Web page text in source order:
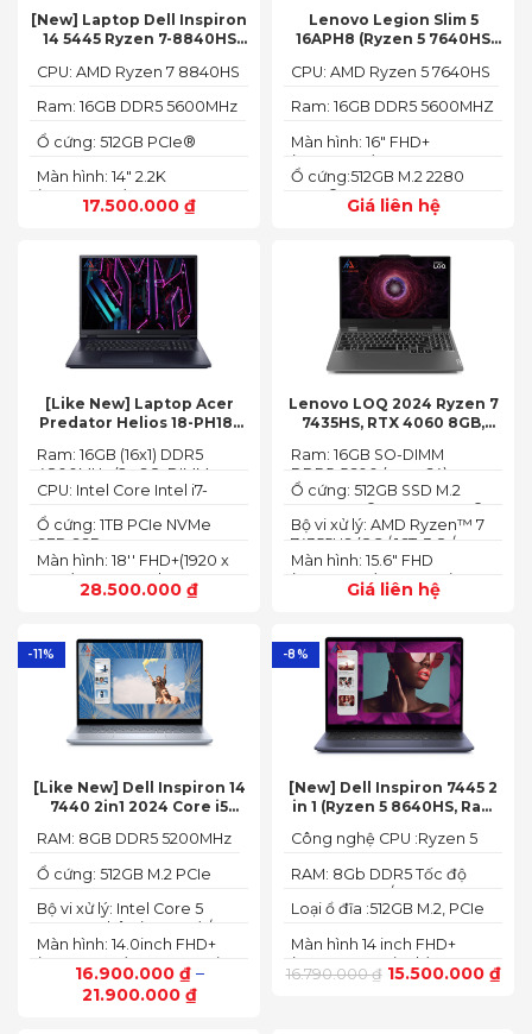
[New] Laptop Dell Inspiron
14 5445 Ryzen 7-8840HS
Radeon 780M Màn 14inch
17.500.000 ₫
Màn hình: 14" 2.2K
(2240X1400)
Ổ cứng: 512GB PCIe®
Ram: 16GB DDR5 5600MHz
CPU: AMD Ryzen 7 8840HS
Lenovo Legion Slim 5
16APH8 (Ryzen 5 7640HS
4060 16″ FHD+ 144Hz)
Giá liên hệ
Ổ cứng:512GB M.2 2280
PCIe® 4.0 x4 SSD
Màn hình: 16" FHD+
(1920x1200) IPS
Ram: 16GB DDR5 5600MHZ
CPU: AMD Ryzen 5 7640HS
[Like New] Laptop Acer
Predator Helios 18-PH18-
13700HX, RTX 4060 8GB,
16GB, SSD 1TB, 18″ FHD+
165HZ)
28.500.000 ₫
Màn hình: 18'' FHD+(1920 x
1200) 165 Hz In-plane
Switching (IPS)
Ổ cứng: 1TB PCIe NVMe
SED SSD
CPU: Intel Core Intel i7-
GHz 30MB
Ram: 16GB (16x1) DDR5
4800MHz (2x SO-DIMM
socket, up to 32GB
SDRAM)
Lenovo LOQ 2024 Ryzen 7
7435HS, RTX 4060 8GB,
144Hz, 100% sRGB
Giá liên hệ
Màn hình: 15.6" FHD
(1920x1080) IPS 300nits
Anti-glare, 100% sRGB,
Bộ vi xử lý: AMD Ryzen™ 7
74355HS (8C / 16T, 3.8 /
5.1GHz, 8MB L2 / 16MB L3)
Ổ cứng: 512GB SSD M.2
2242 PCIe® 4.0x4 NVMe®
(2 slots nvme)
Ram: 16GB SO-DIMM
DDR5-5600 (max 64)
-11%
[Like New] Dell Inspiron 14
7440 2in1 2024 Core i5
FHD+
16.900.000 ₫–
21.900.000 ₫
Màn hình: 14.0inch FHD+
(1920 x 1200) 60Hz,250 nits
Bộ vi xử lý: Intel Core 5
120U, 10 nhân (2P + 8E) / 12
luồng
Ổ cứng: 512GB M.2 PCIe
RAM: 8GB DDR5 5200MHz
-8%
[New] Dell Inspiron 7445 2
in 1 (Ryzen 5 8640HS, Ram
Radeon,14 FHD+ Touch)
16.790.000₫ 15.500.000 ₫
Màn hình 14 inch FHD+
(1920 x 1200 pixels)
Loại ổ đĩa :512GB M.2, PCIe
RAM: 8Gb DDR5 Tốc độ
BUS :5200MT/s
Công nghệ CPU :Ryzen 5